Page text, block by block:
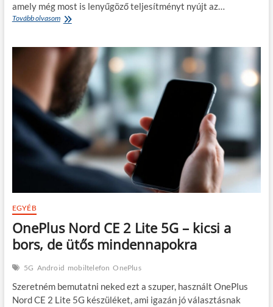
amely még most is lenyűgöző teljesítményt nyújt az…
Tovább olvasomOnePlus
–
kihozza
Belőled
Maximumot!
EGYÉB
OnePlus Nord CE 2 Lite 5G – kicsi a
bors, de ütős mindennapokra
5G Android mobiltelefon OnePlus
Szeretném bemutatni neked ezt a szuper, használt OnePlus
Nord CE 2 Lite 5G készüléket, ami igazán jó választásnak